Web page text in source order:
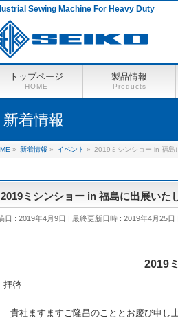
Sewing Machine For Heavy Duty
トップページ
HOME
製品情報
Products
新着情報
» 新着情報 » イベント » 2019ミシンショー in 福島
2019ミシンショー in 福島に出展いた
日 : 2019年4月9日 最終更新日時 : 2019年4月25日
2019
拝啓
貴社ますますご隆昌のこととお慶び申し